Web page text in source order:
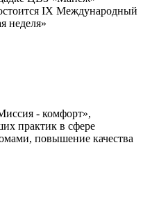
IХ Международный
неделя»
- комфорт»,
практик в сфере
повышение качества